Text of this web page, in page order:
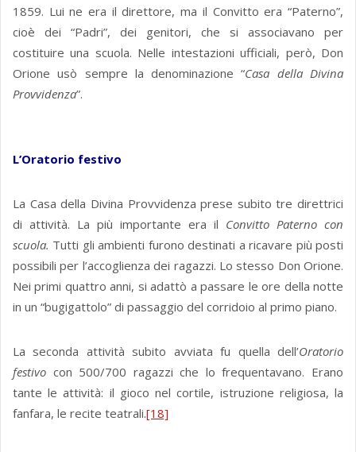
1859. Lui ne era il direttore, ma il Convitto era “Paterno”,
cioè dei “Padri”, dei genitori, che si associavano per
costituire una scuola. Nelle intestazioni ufficiali, però, Don
Orione usò sempre la denominazione “Casa della Divina
Provvidenza”.
L’Oratorio festivo
La Casa della Divina Provvidenza prese subito tre direttrici
di attività. La più importante era il Convitto Paterno con
scuola. Tutti gli ambienti furono destinati a ricavare più posti
possibili per l’accoglienza dei ragazzi. Lo stesso Don Orione.
Nei primi quattro anni, si adattò a passare le ore della notte
in un “bugigattolo” di passaggio del corridoio al primo piano.
La seconda attività subito avviata fu quella dell’Oratorio
festivo con 500/700 ragazzi che lo frequentavano. Erano
tante le attività: il gioco nel cortile, istruzione religiosa, la
fanfara, le recite teatrali.[18]